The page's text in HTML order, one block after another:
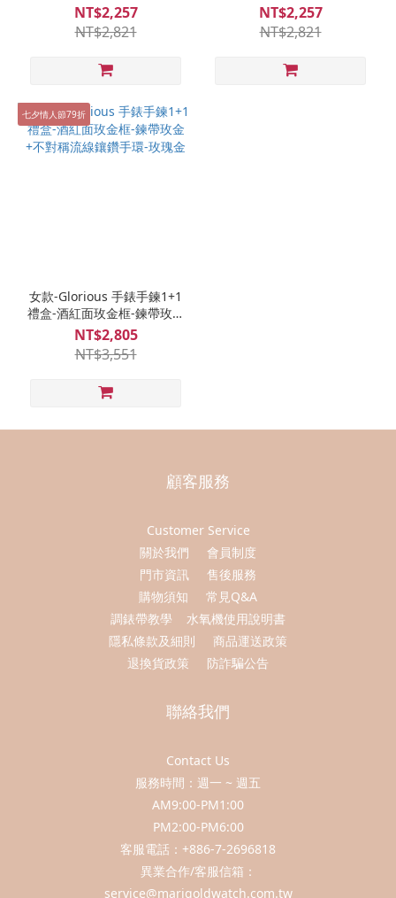
NT$2,257
NT$2,821
NT$2,257
NT$2,821
七夕情人節79折
女款-Glorious 手錶手鍊1+1
禮盒-酒紅面玫金框-鍊帶玫金
+不對稱流線鑲鑽手環-玫瑰
金
NT$2,805
NT$3,551
顧客服務
Customer Service
關於我們
會員制度
門市資訊
售後服務
購物須知
常見Q&A
調錶帶教學
水氧機使用說明書
隱私條款及細則
商品運送政策
退換貨政策
防詐騙公告
聯絡我們
Contact Us
服務時間：週一 ~ 週五
AM9:00-PM1:00
PM2:00-PM6:00
客服電話：+886-7-2696818
異業合作/客服信箱：
service@marigoldwatch.com.tw